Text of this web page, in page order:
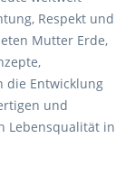
Respekt und
Mutter Erde,
die Entwicklung
und
Lebensqualität in